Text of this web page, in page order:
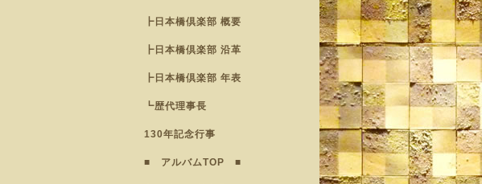
┣日本橋倶楽部 概要
┣日本橋倶楽部 沿革
┣日本橋倶楽部 年表
┗歴代理事長
130年記念行事
■ アルバムTOP ■